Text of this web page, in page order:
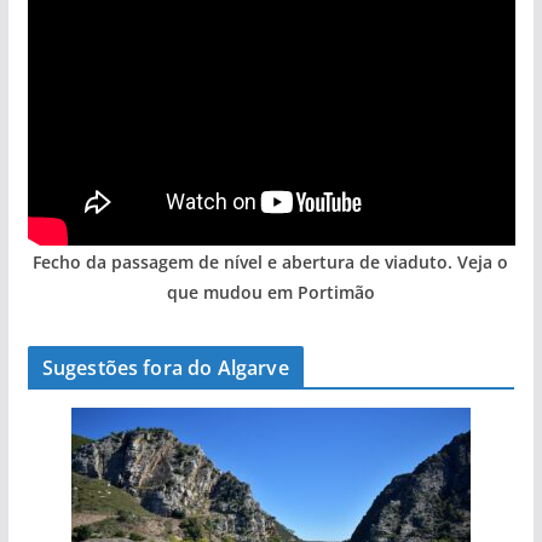
Fecho da passagem de nível e abertura de viaduto. Veja o
que mudou em Portimão
Sugestões fora do Algarve